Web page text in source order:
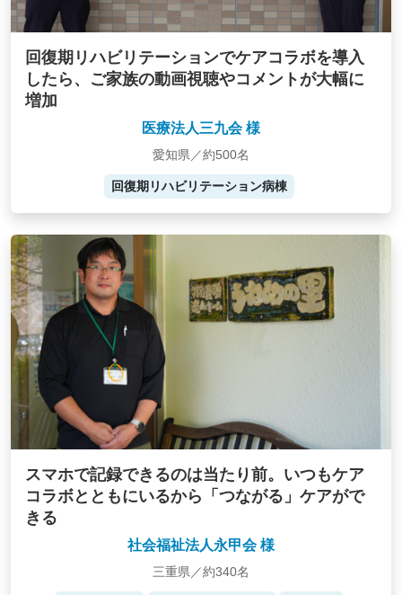
回復期リハビリテーションでケアコラボを導入
したら、ご家族の動画視聴やコメントが大幅に
増加
医療法人三九会 様
愛知県／約500名
回復期リハビリテーション病棟
スマホで記録できるのは当たり前。いつもケア
コラボとともにいるから「つながる」ケアがで
きる
社会福祉法人永甲会 様
三重県／約340名